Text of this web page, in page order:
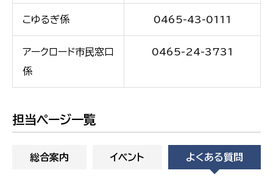
こゆるぎ係 0465-43-0111
アークロード市民窓口
係
0465-24-3731
担当ページ一覧
総合案内 イベント よくある質問